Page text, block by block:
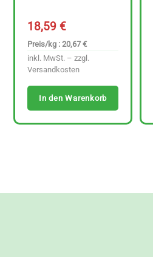
18,59€
Preis/kg : 20,67 €
inkl. MwSt. – zzgl.
Versandkosten
In den Warenkorb